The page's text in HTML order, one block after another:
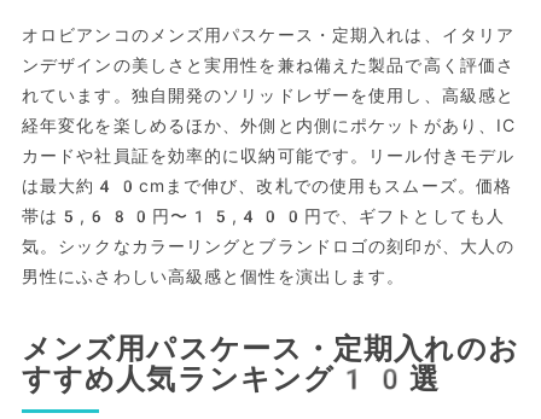
オロビアンコのメンズ用パスケース・定期入れは、イタリア
ンデザインの美しさと実用性を兼ね備えた製品で高く評価さ
れています。独自開発のソリッドレザーを使用し、高級感と
経年変化を楽しめるほか、外側と内側にポケットがあり、IC
カードや社員証を効率的に収納可能です。リール付きモデル
は最大約40cmまで伸び、改札での使用もスムーズ。価格
帯は5,680円〜15,400円で、ギフトとしても人
気。シックなカラーリングとブランドロゴの刻印が、大人の
男性にふさわしい高級感と個性を演出します。
メンズ用パスケース・定期入れのお
すすめ人気ランキング10選